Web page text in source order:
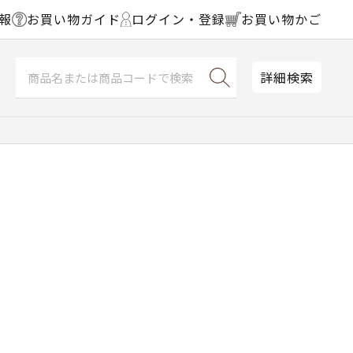
お買い物ガイド ログイン・登録 お買い物かご
詳細検索